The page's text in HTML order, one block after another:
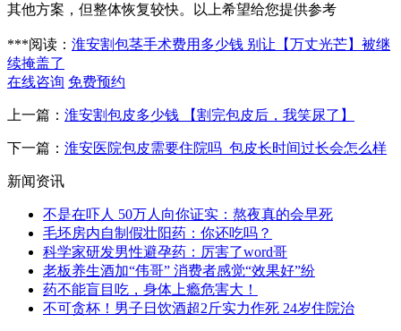
其他方案，但整体恢复较快。以上希望给您提供参考
***阅读： 淮安割包茎手术费用多少钱 别让【万丈光芒】被继
续掩盖了
在线咨询 免费预约
上一篇： 淮安割包皮多少钱 【割完包皮后，我笑尿了】
下一篇： 淮安医院包皮需要住院吗_包皮长时间过长会怎么样
新闻资讯
不是在吓人 50万人向你证实：熬夜真的会早死
毛坯房内自制假壮阳药：你还吃吗？
科学家研发男性避孕药：厉害了word哥
老板养生酒加“伟哥” 消费者感觉“效果好”纷
药不能盲目吃，身体上瘾危害大！
不可贪杯！男子日饮酒超2斤实力作死 24岁住院治